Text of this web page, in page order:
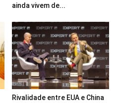
ainda vivem de...
Rivalidade entre EUA e China